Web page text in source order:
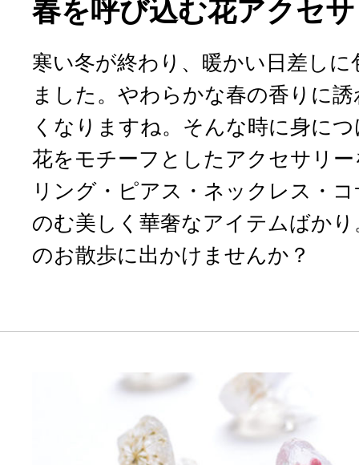
春を呼び込む花アクセ
寒い冬が終わり、暖かい日差し
ました。やわらかな春の香りに
くなりますね。そんな時に身に
花をモチーフとしたアクセサリ
リング・ピアス・ネックレス・
のむ美しく華奢なアイテムばか
のお散歩に出かけませんか？